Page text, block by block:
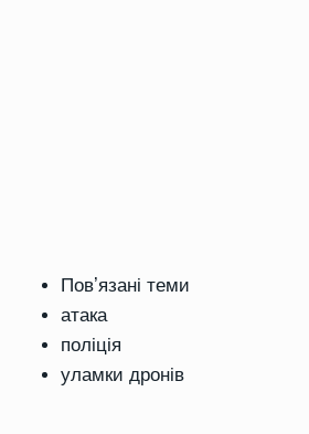
Повʼязані теми
атака
поліція
уламки дронів